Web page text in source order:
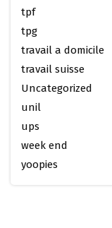
tpf
tpg
travail a domicile
travail suisse
Uncategorized
unil
ups
week end
yoopies